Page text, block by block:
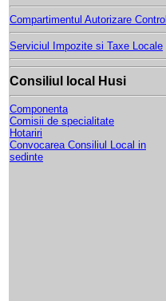
Compartimentul Autorizare Control
Serviciul Impozite si Taxe Locale
Consiliul local Husi
Componenta
Comisii de specialitate
Hotariri
Convocarea Consiliul Local in
sedinte